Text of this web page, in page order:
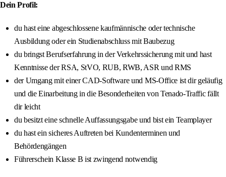
Dein Profil:
du hast eine abgeschlossene kaufmännische oder technische
Ausbildung oder ein Studienabschluss mit Baubezug
du bringst Berufserfahrung in der Verkehrssicherung mit und hast
Kenntnisse der RSA, StVO, RUB, RWB, ASR und RMS
der Umgang mit einer CAD-Software und MS-Office ist dir geläufig
und die Einarbeitung in die Besonderheiten von Tenado-Traffic fällt
dir leicht
du besitzt eine schnelle Auffassungsgabe und bist ein Teamplayer
du hast ein sicheres Auftreten bei Kundenterminen und
Behördengängen
Führerschein Klasse B ist zwingend notwendig